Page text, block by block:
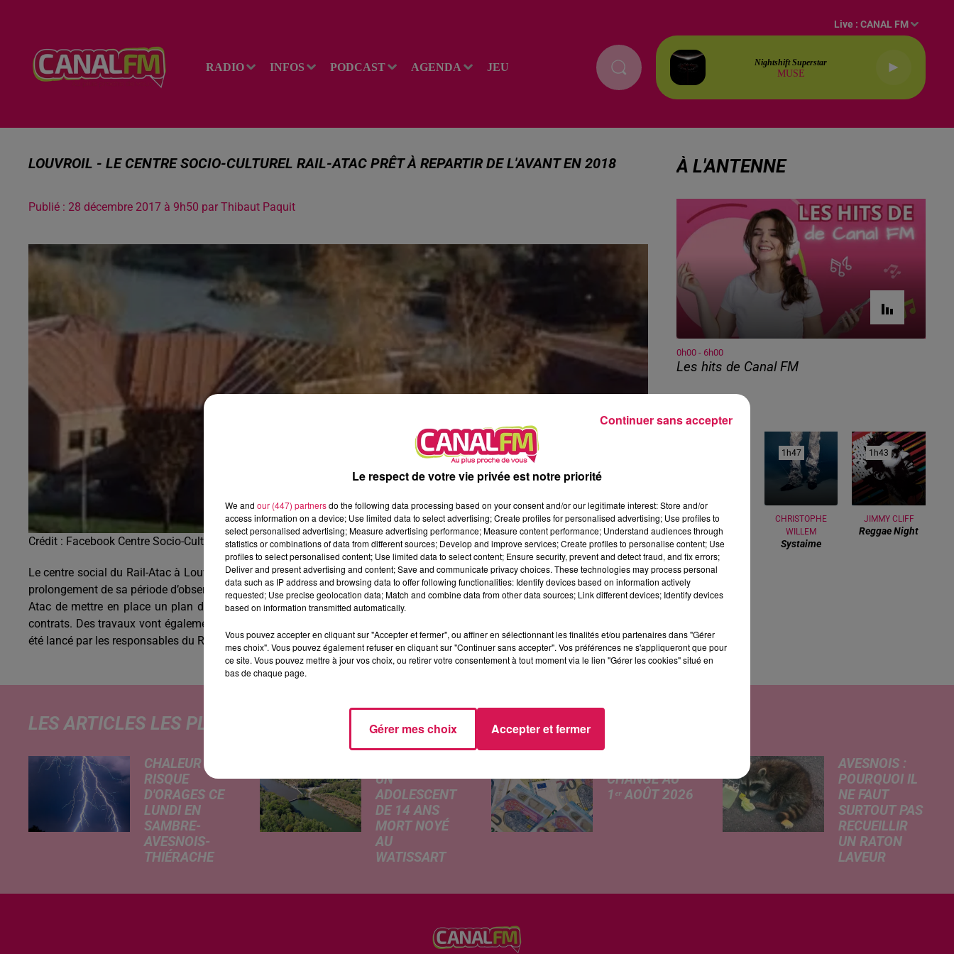
RADIO INFOS PODCAST AGENDA JEU
Live :CANAL FM
Nightshift Superstar
MUSE
LOUVROIL - LE CENTRE SOCIO-CULTUREL RAIL-ATAC PRÊT À REPARTIR DE L'AVANT EN 2018
Publié : 28 décembre 2017 à 9h50 par Thibaut Paquit
Crédit : Facebook Centre Socio-Culturel Rail-Atac
Le centre social du Rail-Atac à Louvroil a échappé à la liquidation judiciaire et a obtenu, de la part du tribunal d’Avesnes, un
prolongement de sa période d’observation, jusqu’au 10 avril 2018. Ce nouveau sursis va permettre aux responsables du Rail-
Atac de mettre en place un plan de restructuration, qui passe par un licenciement économique et la non reconduction de
contrats. Des travaux vont également être entrepris dans les locaux du quartier des Prés-du-Paradis et un appel aux dons a
été lancé par les responsables du Rail-Atac, qui espèrent bien rebondir en 2018. Il suffit de joindre le 06 32 79 19 54.
À L'ANTENNE
Les hits de Canal FM
22h00 - 0h00
La ligne des Auditeurs, la redif
0h00 - 6h00
Les hits de Canal FM
MUSE
Nightshift
Superstar
1h47
1h47
CHRISTOPHE
WILLEM
Systaime
1h43
1h43
JIMMY CLIFF
Reggae Night
LES ARTICLES LES PLUS CONSULTÉS
CHALEUR ET
RISQUE
D'ORAGES CE
LUNDI EN
SAMBRE-
AVESNOIS-
THIÉRACHE
typiquement
UN
ADOLESCENT
DE 14 ANS
MORT NOYÉ
AU
WATISSART
informations
lundi par nos
confrères de La
CHANGE AU
1ᵉʳ AOÛT 2026
de frein sur le
AVESNOIS :
POURQUOI IL
NE FAUT
SURTOUT PAS
RECUEILLIR
UN RATON
LAVEUR
déshydraté au
Le respect de votre vie privée est notre priorité
We and our (447) partnersdo the following data processing based on your consent and/or our legitimate interest: Store and/or
access information on a device; Use limited data to select advertising; Create profiles for personalised advertising; Use profiles to
select personalised advertising; Measure advertising performance; Measure content performance; Understand audiences through
statistics or combinations of data from different sources; Develop and improve services; Create profiles to personalise content; Use
profiles to select personalised content; Use limited data to select content; Ensure security, prevent and detect fraud, and fix errors;
Deliver and present advertising and content; Save and communicate privacy choices. These technologies may process personal
data such as IP address and browsing data to offer following functionalities: Identify devices based on information actively
requested; Use precise geolocation data; Match and combine data from other data sources; Link different devices; Identify devices
based on information transmitted automatically.
Vous pouvez accepter en cliquant sur "Accepter et fermer", ou affiner en sélectionnant les finalités et/ou partenaires dans "Gérer
mes choix". Vous pouvez également refuser en cliquant sur "Continuer sans accepter". Vos préférences ne s'appliqueront que pour
ce site. Vous pouvez mettre à jour vos choix, ou retirer votre consentement à tout moment via le lien "Gérer les cookies" situé en
bas de chaque page.
Gérer mes choix Accepter et fermer
Continuer sans accepter